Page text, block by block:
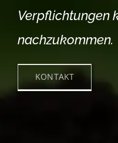
Verpflichtungen
nachzukommen.
KONTAKT